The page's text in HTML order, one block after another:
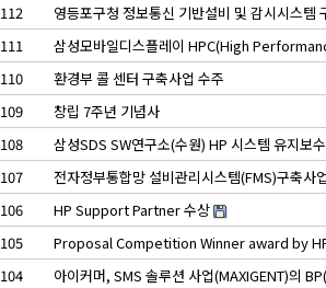
112 영등포구청 정보통신 기반설비 및 감시시스템
111
삼성모바일디스플레이 HPC(High
110
환경부 콜 센터 구축사업 수주
109
창립 7주년 기념사
108
삼성SDS SW연구소(수원) HP 시스템 유지보
107
전자정부통합망 설비관리시스템(FMS)구축사
106
HP Support Partner 수상
105
Proposal Competition Winner award by
104
아이커머, SMS 솔루션 사업(MAXIGENT)의